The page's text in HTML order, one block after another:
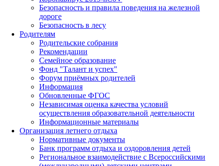
Безопасность и правила поведения на железной
дороге
Безопасность в лесу
Родителям
Родительские собрания
Рекомендации
Семейное образование
Фонд "Талант и успех"
Форум приёмных родителей
Информация
Обновленные ФГОС
Независимая оценка качества условий
осуществления образовательной деятельности
Информационные материалы
Организация летнего отдыха
Нормативные документы
Банк программ отдыха и оздоровления детей
Региональное взаимодействие с Всероссийскими